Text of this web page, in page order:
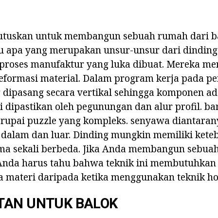
untuk membangun sebuah rumah dari
apa yang merupakan unsur-unsur dari
manufaktur yang luka dibuat. Mereka
material. Dalam program kerja pada
secara vertikal sehingga komponen
dipastikan oleh pegunungan dan alur profil.
puzzle yang kompleks. senyawa
dan luar. Dinding mungkin memiliki
sekali berbeda. Jika Anda membangun
harus tahu bahwa teknik ini membutuhkan
materi daripada ketika menggunakan teknik
UNTUK BALOK